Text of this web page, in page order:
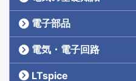
電子部品
電気・電子回路
LTspice